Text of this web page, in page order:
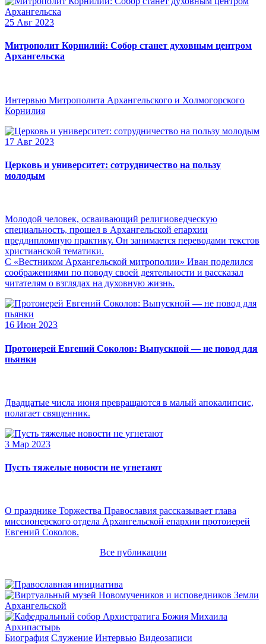
25 Авг 2023
Митрополит Корнилий: Собор станет духовным центром
Архангельска
Интервью Митрополита Архангельского и Холмогорского
Корнилия
17 Авг 2023
Церковь и университет: сотрудничество на пользу
молодым
Молодой человек, осваивающий религиоведческую
специальность, прошел в Архангельской епархии
преддипломную практику. Он занимается переводами текстов
христианской тематики.
С «Вестником Архангельской митрополии» Иван поделился
соображениями по поводу своей деятельности и рассказал
читателям о взглядах на духовную жизнь.
16 Июн 2023
Протоиерей Евгений Соколов: Выпускной — не повод для
пьянки
Двадцатые числа июня превращаются в малый апокалипсис,
полагает священник.
3 Мар 2023
Пусть тяжелые новости не угнетают
О празднике Торжества Православия рассказывает глава
миссионерского отдела Архангельской епархии протоиерей
Евгений Соколов.
Все публикации
Архипастырь
Биография Служение Интервью Видеозаписи